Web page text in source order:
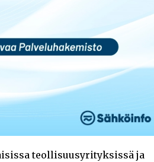
teollisuusyrityksissä ja